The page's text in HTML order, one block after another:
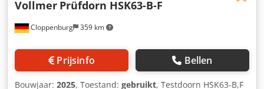
Cloppenburg 359 km
Vollmer Prüfdorn HSK63-B-F
Prijsinfo Bellen
Bouwjaar: 2025, Toestand: gebruikt, Testdoorn HSK63-B,F